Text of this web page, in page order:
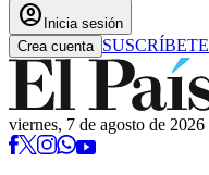
account_circle Inicia sesión
Crea cuenta SUSCRÍBETE
viernes, 7 de agosto de 2026